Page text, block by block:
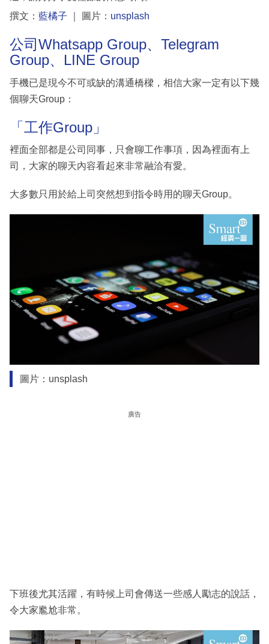
撰文： 藍橘子 ｜ 圖片： unsplash
公司Whatsapp Group、Telegram
Group、LINE Group
手機已是現今不可或缺的溝通橋樑，相信大家一定有以下幾
個聊天Group：
「工作Group」
裡面全部都是公司同事，只會聊工作事項，因為裡面有上
司，大家的聊天內容看起來非常融洽有愛。
大多數只用於給上司突然想到指令時用的聊天Group。
圖片：unsplash
廣告
下班後尤其活躍，有時候上司會傳送一些感人勵志的說話，
令大家尷尬非常。